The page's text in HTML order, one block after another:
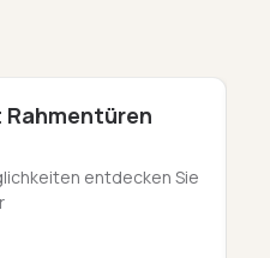
entdecken Sie